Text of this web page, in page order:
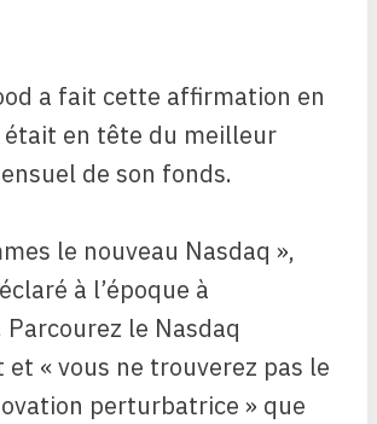
a fait cette affirmation en
était en tête du meilleur
de son fonds.
le nouveau Nasdaq »,
à l’époque à
Parcourez le Nasdaq
« vous ne trouverez pas le
perturbatrice » que